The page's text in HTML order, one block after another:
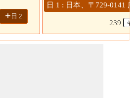
+ 日 2
日 1 : 日本、〒729-0141 広
239